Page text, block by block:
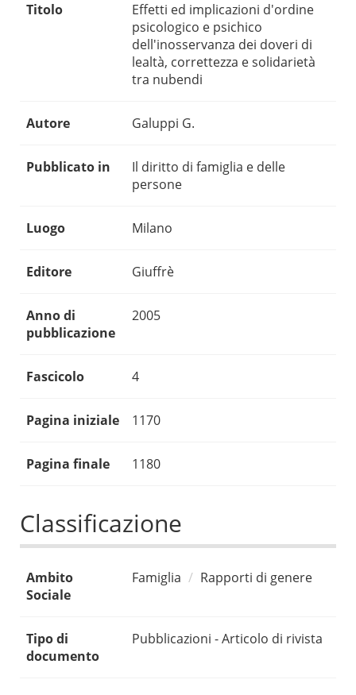
Titolo
Effetti ed implicazioni d'ordine
psicologico e psichico
dell'inosservanza dei doveri di
lealtà, correttezza e solidarietà
tra nubendi
Autore Galuppi G.
Pubblicato in
Il diritto di famiglia e delle
persone
Luogo Milano
Editore Giuffrè
Anno di
pubblicazione
2005
Fascicolo 4
Pagina iniziale 1170
Pagina finale 1180
Classificazione
Ambito
Sociale
Famiglia Rapporti di genere
Tipo di
documento
Pubblicazioni - Articolo di rivista